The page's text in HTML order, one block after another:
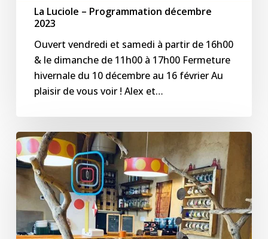
La Luciole – Programmation décembre
2023
Ouvert vendredi et samedi à partir de 16h00
& le dimanche de 11h00 à 17h00 Fermeture
hivernale du 10 décembre au 16 février Au
plaisir de vous voir ! Alex et…
La
Luciole
–
Programmation
octobre
2023